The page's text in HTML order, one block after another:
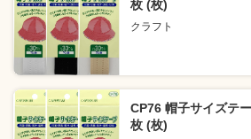
枚 (枚)
クラフト
CP76 帽子サイズテ
枚 (枚)